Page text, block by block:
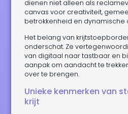
dienen niet alleen als
canvas voor creativiteit,
betrokkenheid en dynamische
Het belang van
onderschat. Ze
van digitaal naar tastbaar en
aanpak om aandacht te
over te brengen.
Unieke kenmerken van
krijt